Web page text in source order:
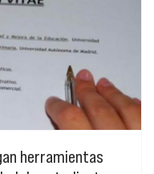
herramientas